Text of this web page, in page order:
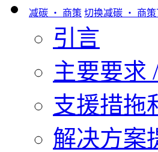
减碳 ‧ 商策 切换减碳 ‧ 商策
引言
主要要求
支援措拖
解决方案